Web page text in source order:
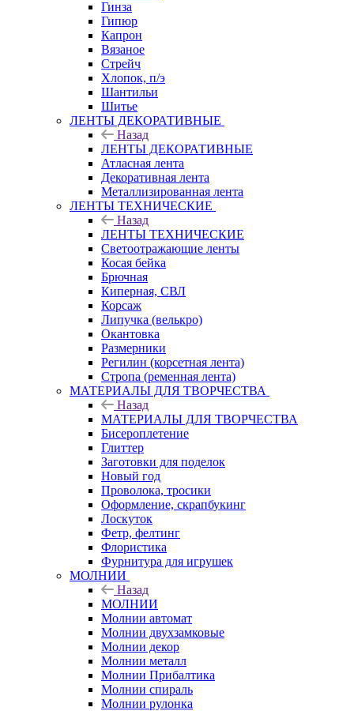
Гинза
Гипюр
Капрон
Вязаное
Стрейч
Хлопок, п/э
Шантильи
Шитье
ЛЕНТЫ ДЕКОРАТИВНЫЕ
Назад
ЛЕНТЫ ДЕКОРАТИВНЫЕ
Атласная лента
Декоративная лента
Металлизированная лента
ЛЕНТЫ ТЕХНИЧЕСКИЕ
Назад
ЛЕНТЫ ТЕХНИЧЕСКИЕ
Светоотражающие ленты
Косая бейка
Брючная
Киперная, СВЛ
Корсаж
Липучка (велькро)
Окантовка
Размерники
Регилин (корсетная лента)
Стропа (ременная лента)
МАТЕРИАЛЫ ДЛЯ ТВОРЧЕСТВА
Назад
МАТЕРИАЛЫ ДЛЯ ТВОРЧЕСТВА
Бисероплетение
Глиттер
Заготовки для поделок
Новый год
Проволока, тросики
Оформление, скрапбукинг
Лоскуток
Фетр, фелтинг
Флористика
Фурнитура для игрушек
МОЛНИИ
Назад
МОЛНИИ
Молнии автомат
Молнии двухзамковые
Молнии декор
Молнии металл
Молнии Прибалтика
Молнии спираль
Молнии рулонка